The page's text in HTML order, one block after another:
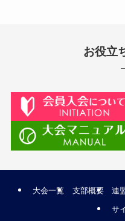
お役立
大会一覧 支部概要 連
サ